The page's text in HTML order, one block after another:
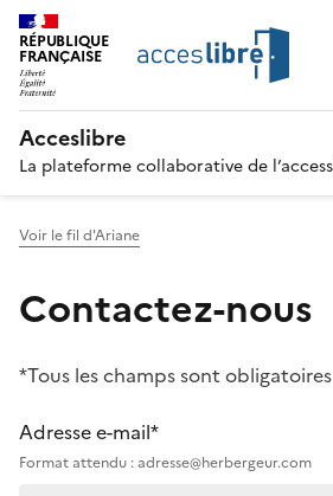
RÉPUBLIQUE
FRANÇAISE
Acceslibre
La plateforme collaborative de
Voir le fil d'Ariane
Contactez-nous
*Tous les champs sont obligatoires
Adresse e-mail*
Format attendu : adresse@herbergeur.com